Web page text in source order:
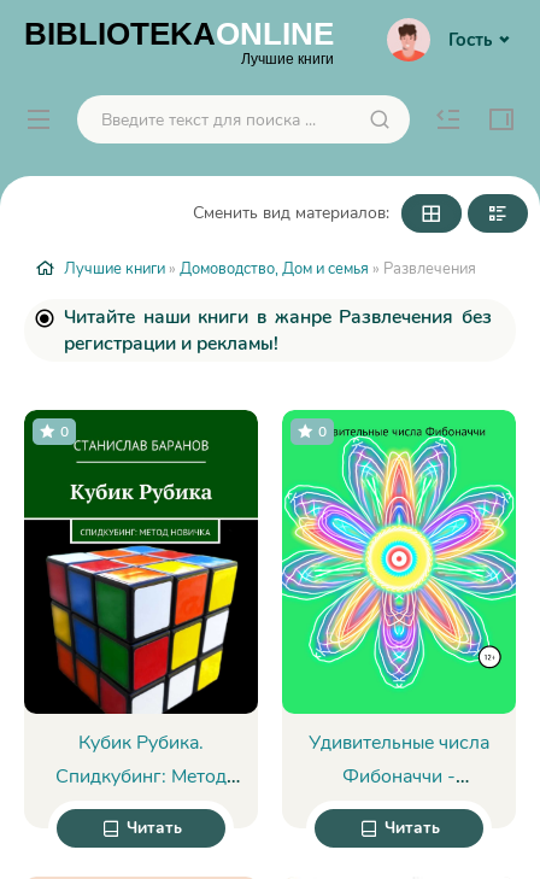
BIBLIOTEKAONLINE
Лучшие книги
Гость
Сменить вид материалов:
Лучшие книги » Домоводство, Дом и семья » Развлечения
Читайте наши книги в жанре Развлечения без
регистрации и рекламы!
Кубик Рубика.
Спидкубинг: Метод
новичка - Станислав
Баранов
0
Читать
Удивительные числа
Фибоначчи -
Александр Иванович
Бородулин
0
Читать